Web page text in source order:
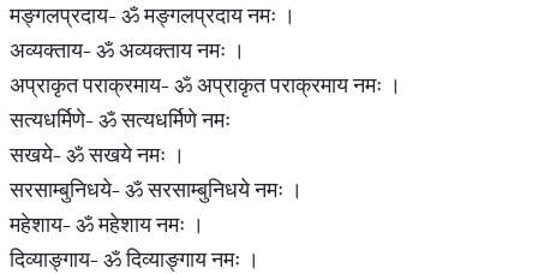
मङ्गलप्रदाय- ॐ मङ्गलप्रदाय नमः ।
अव्यक्ताय- ॐ अव्यक्ताय नमः ।
अप्राकृत पराक्रमाय- ॐ अप्राकृत पराक्रमाय नमः ।
सत्यधर्मिणे- ॐ सत्यधर्मिणे नमः
सखये- ॐ सखये नमः ।
सरसाम्बुनिधये- ॐ सरसाम्बुनिधये नमः ।
महेशाय- ॐ महेशाय नमः ।
दिव्याङ्गाय- ॐ दिव्याङ्गाय नमः ।